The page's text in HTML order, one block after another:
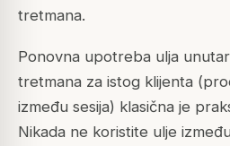
tretmana.
Ponovna upotreba ulja
tretmana za istog klijenta
između sesija) klasična je
Nikada ne koristite ulje